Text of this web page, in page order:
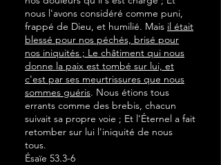
nous l'avons considéré comme puni,
frappé de Dieu, et humilié. Mais il était
blessé pour nos péchés, brisé pour
nos iniquités ; Le châtiment qui nous
donne la paix est tombé sur lui, et
c'est par ses meurtrissures que nous
sommes guéris. Nous étions tous
errants comme des brebis, chacun
suivait sa propre voie ; Et l'Éternel a fait
retomber sur lui l'iniquité de nous
tous.
Ésaïe 53.3-6